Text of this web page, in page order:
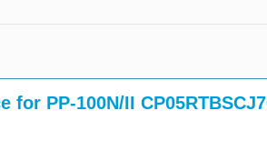
for PP-100N/II